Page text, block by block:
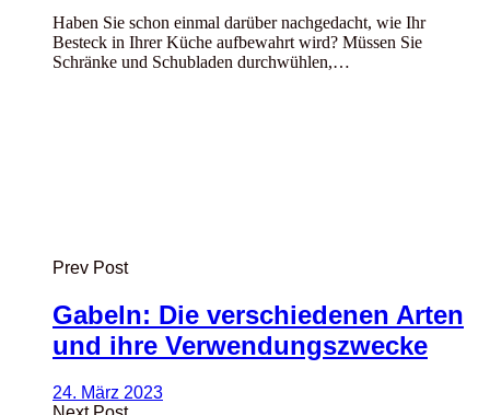
Haben Sie schon einmal darüber nachgedacht, wie Ihr
Besteck in Ihrer Küche aufbewahrt wird? Müssen Sie
Schränke und Schubladen durchwühlen,…
Prev Post
Gabeln: Die verschiedenen Arten
und ihre Verwendungszwecke
24. März 2023